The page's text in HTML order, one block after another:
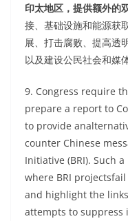
印太地区，提供额外的
接、基础设施和能源获
展、打击腐败、提高透
以及建设公民社会和媒
9. Congress require
prepare a report to
to provide
counter Chinese
Initiative (BRI). Such
where BRI
and highlight the links
attempts to